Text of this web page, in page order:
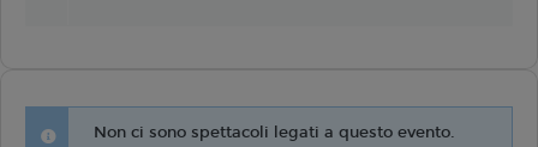
Non ci sono spettacoli legati a questo evento.